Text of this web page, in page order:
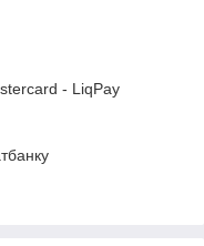
- LiqPay